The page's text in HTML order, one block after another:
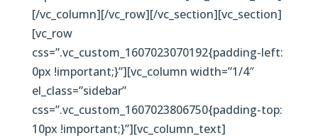
[/vc_column][/vc_row][/vc_section][vc_section]
[vc_row
css=”.vc_custom_1607023070192{padding-left:
0px !important;}”][vc_column width=”1/4″
el_class=”sidebar”
css=”.vc_custom_1607023806750{padding-top:
10px !important;}”][vc_column_text]